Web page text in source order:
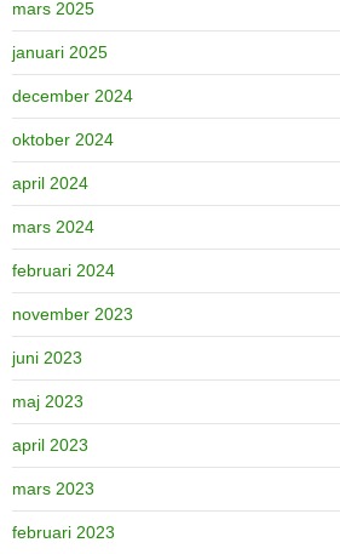
mars 2025
januari 2025
december 2024
oktober 2024
april 2024
mars 2024
februari 2024
november 2023
juni 2023
maj 2023
april 2023
mars 2023
februari 2023